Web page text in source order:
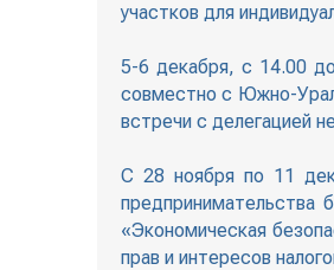
участков для
5-6 декабря, с 14.00
совместно с Южно-
встречи с делегацией
С 28 ноября по 11
предпринимательства
«Экономическая
прав и интересов